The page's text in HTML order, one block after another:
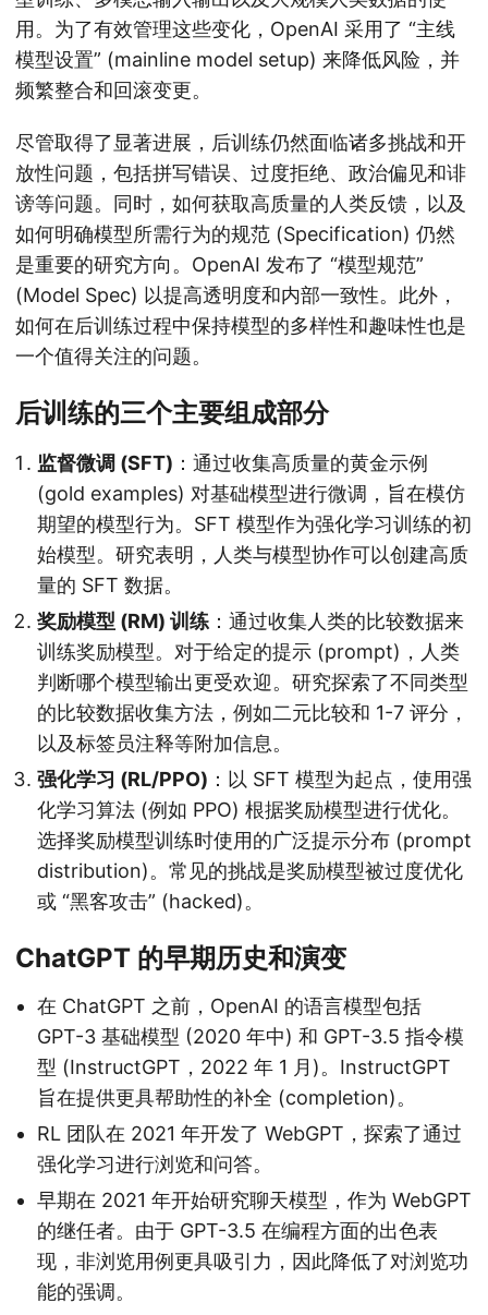
用。为了有效管理这些变化，OpenAI 采用了 “主线
模型设置” (mainline model setup) 来降低风险，并
频繁整合和回滚变更。
尽管取得了显著进展，后训练仍然面临诸多挑战和开
放性问题，包括拼写错误、过度拒绝、政治偏见和诽
谤等问题。同时，如何获取高质量的人类反馈，以及
如何明确模型所需行为的规范 (Specification) 仍然
是重要的研究方向。OpenAI 发布了 “模型规范”
(Model Spec) 以提高透明度和内部一致性。此外，
如何在后训练过程中保持模型的多样性和趣味性也是
一个值得关注的问题。
后训练的三个主要组成部分
监督微调 (SFT) ：通过收集高质量的黄金示例
(gold examples) 对基础模型进行微调，旨在模仿
期望的模型行为。SFT 模型作为强化学习训练的初
始模型。研究表明，人类与模型协作可以创建高质
量的 SFT 数据。
奖励模型 (RM) 训练 ：通过收集人类的比较数据来
训练奖励模型。对于给定的提示 (prompt)，人类
判断哪个模型输出更受欢迎。研究探索了不同类型
的比较数据收集方法，例如二元比较和 1-7 评分，
以及标签员注释等附加信息。
强化学习 (RL/PPO) ：以 SFT 模型为起点，使用强
化学习算法 (例如 PPO) 根据奖励模型进行优化。
选择奖励模型训练时使用的广泛提示分布 (prompt
distribution)。常见的挑战是奖励模型被过度优化
或 “黑客攻击” (hacked)。
ChatGPT 的早期历史和演变
在 ChatGPT 之前，OpenAI 的语言模型包括
GPT-3 基础模型 (2020 年中) 和 GPT-3.5 指令模
型 (InstructGPT，2022 年 1 月)。InstructGPT
旨在提供更具帮助性的补全 (completion)。
RL 团队在 2021 年开发了 WebGPT，探索了通过
强化学习进行浏览和问答。
早期在 2021 年开始研究聊天模型，作为 WebGPT
的继任者。由于 GPT-3.5 在编程方面的出色表
现，非浏览用例更具吸引力，因此降低了对浏览功
能的强调。